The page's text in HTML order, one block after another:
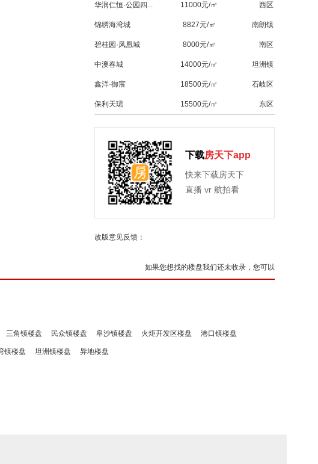
华润仁恒·公园四... 11000元/㎡ 西区
锦绣海湾城 8827元/㎡ 南朗镇
碧桂园·凤凰城 8000元/㎡ 南区
中澳春城 14000元/㎡ 坦洲镇
鑫洋·御宸 18500元/㎡ 石岐区
保利天珺 15500元/㎡ 东区
下载房天下app
快来下载房天下
直播 vr 航拍看
改版意见反馈：
如果您想找的楼盘我们还未收录，您可以
三角镇楼盘 民众镇楼盘 阜沙镇楼盘 火炬开发区楼盘 港口镇楼盘
镇楼盘 坦洲镇楼盘 异地楼盘